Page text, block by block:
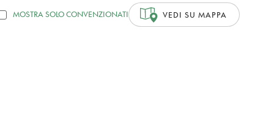
MOSTRA SOLO CONVENZIONATI VEDI SU MAPPA